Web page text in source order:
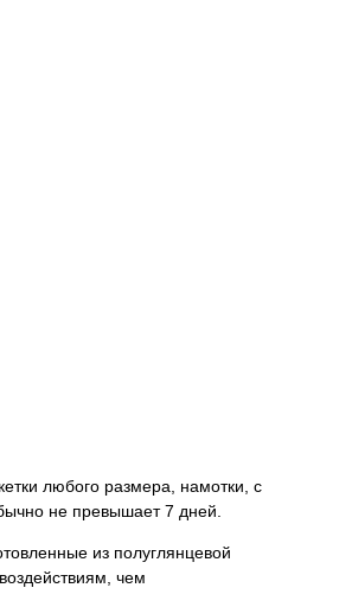
любого размера, намотки, с
не превышает 7 дней.
из полуглянцевой
чем